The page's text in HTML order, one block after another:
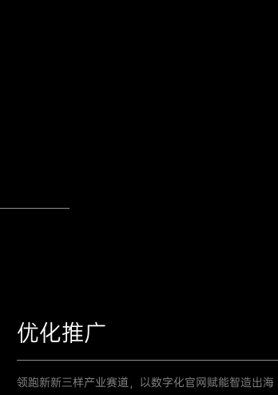
优化推广
领跑新新三样产业赛道，以数字化官网赋能智造出海